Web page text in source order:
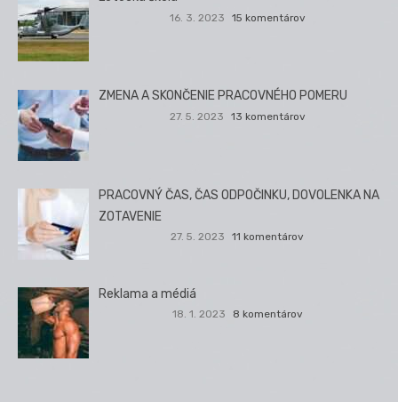
16. 3. 2023 15 komentárov
ZMENA A SKONČENIE PRACOVNÉHO POMERU
27. 5. 2023 13 komentárov
PRACOVNÝ ČAS, ČAS ODPOČINKU, DOVOLENKA NA
ZOTAVENIE
27. 5. 2023 11 komentárov
Reklama a médiá
18. 1. 2023 8 komentárov